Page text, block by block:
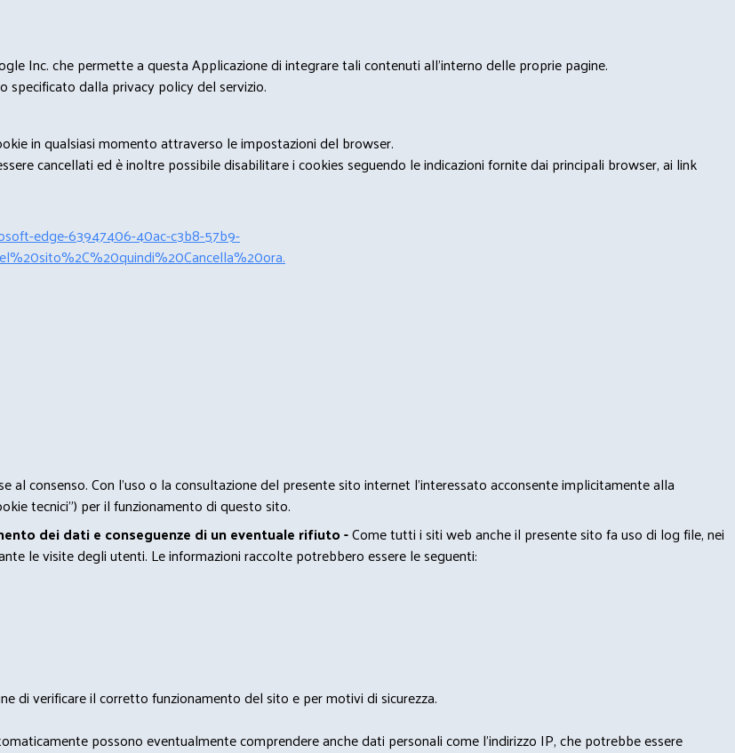
Inc. che permette a questa Applicazione di integrare tali contenuti all'interno delle proprie pagine.
dalla privacy policy del servizio.
in qualsiasi momento attraverso le impostazioni del browser.
cancellati ed è inoltre possibile disabilitare i cookies seguendo le indicazioni fornite dai principali browser, ai link
edge-63947406-40ac-c3b8-57b9-
consenso. Con l'uso o la consultazione del presente sito internet l’interessato acconsente implicitamente alla
tecnici”) per il funzionamento di questo sito.
dei dati e conseguenze di un eventuale rifiuto -Come tutti i siti web anche il presente sito fa uso di log file, nei
le visite degli utenti. Le informazioni raccolte potrebbero essere le seguenti:
di verificare il corretto funzionamento del sito e per motivi di sicurezza.
possono eventualmente comprendere anche dati personali come l'indirizzo IP, che potrebbe essere